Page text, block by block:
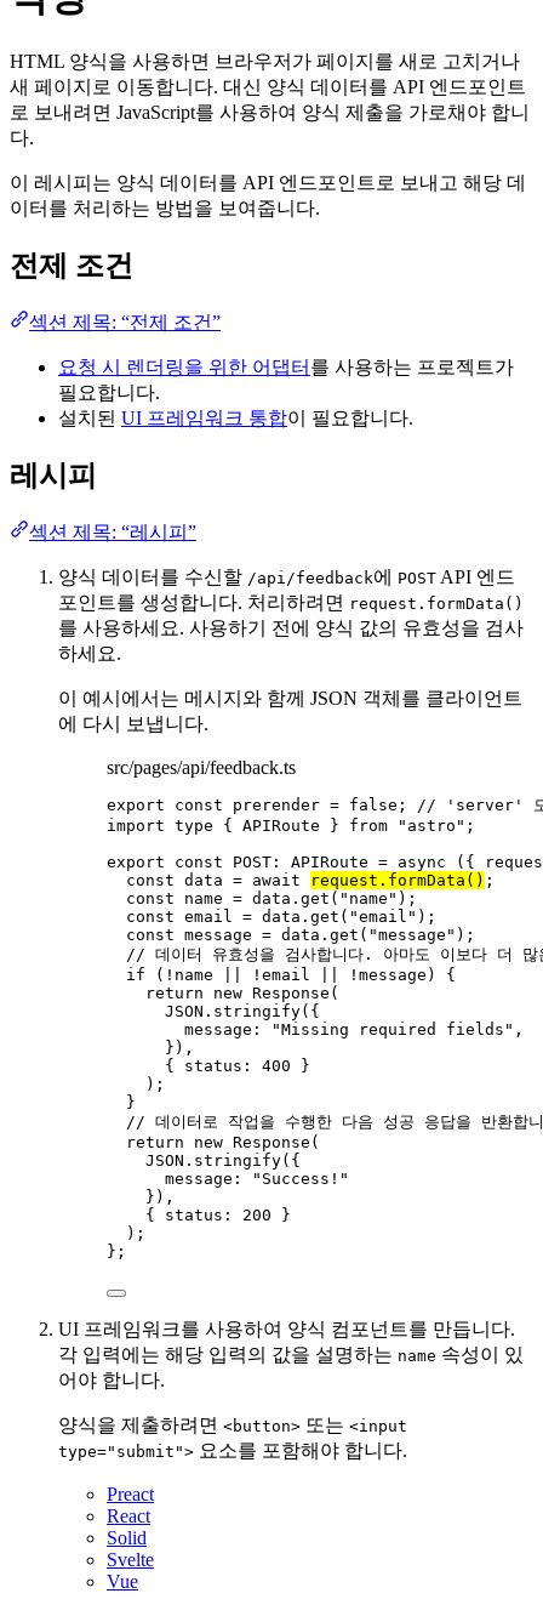
HTML 양식을 사용하면 브라우저가 페이지를 새로 고치거나
새 페이지로 이동합니다. 대신 양식 데이터를 API 엔드포인트
로 보내려면 JavaScript를 사용하여 양식 제출을 가로채야 합니
다.
이 레시피는 양식 데이터를 API 엔드포인트로 보내고 해당 데
이터를 처리하는 방법을 보여줍니다.
전제 조건
섹션 제목: “전제 조건”
요청 시 렌더링을 위한 어댑터 를 사용하는 프로젝트가
필요합니다.
설치된 UI 프레임워크 통합이 필요합니다.
레시피
섹션 제목: “레시피”
양식 데이터를 수신할 /api/feedback에 POST API 엔드
포인트를 생성합니다. 처리하려면 request.formData()
를 사용하세요. 사용하기 전에 양식 값의 유효성을 검사
하세요.
이 예시에서는 메시지와 함께 JSON 객체를 클라이언트
에 다시 보냅니다.
src/pages/api/feedback.ts
export const prerender = false ;
// 'server' 모
import type { APIRoute } from " astro " ;
export const POST : APIRoute = async ( {
const data = await request . formData () ;
const name = data . get ( " name " ) ;
const email = data . get ( "email " ) ;
const message = data . get ( "message " ) ;
// 데이터 유효성을 검사합니다. 아마도 이보다 더 많
if
( ! name || ! email || ! message)
{
return new Response (
JSON . stringify( {
message:
"Missing required fields " ,
} ) ,
{ status: 400 }
) ;
}
// 데이터로 작업을 수행한 다음 성공 응답을 반환합
return new Response (
JSON . stringify( {
message:
" Success! "
} ) ,
{ status: 200 }
) ;
} ;
UI 프레임워크를 사용하여 양식 컴포넌트를 만듭니다.
각 입력에는 해당 입력의 값을 설명하는 name 속성이 있
어야 합니다.
양식을 제출하려면 <button> 또는 <input
type="submit"> 요소를 포함해야 합니다.
Preact
React
Solid
Svelte
Vue